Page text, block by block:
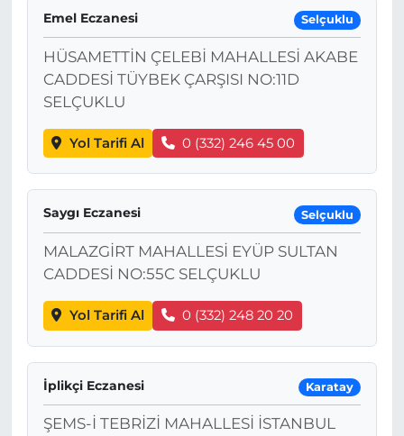
Emel Eczanesi Selçuklu
HÜSAMETTİN ÇELEBİ MAHALLESİ AKABE
CADDESİ TÜYBEK ÇARŞISI NO:11D
SELÇUKLU
Yol Tarifi Al 0 (332) 246 45 00
Saygı Eczanesi Selçuklu
MALAZGİRT MAHALLESİ EYÜP SULTAN
CADDESİ NO:55C SELÇUKLU
Yol Tarifi Al 0 (332) 248 20 20
İplikçi Eczanesi Karatay
ŞEMS-İ TEBRİZİ MAHALLESİ İSTANBUL